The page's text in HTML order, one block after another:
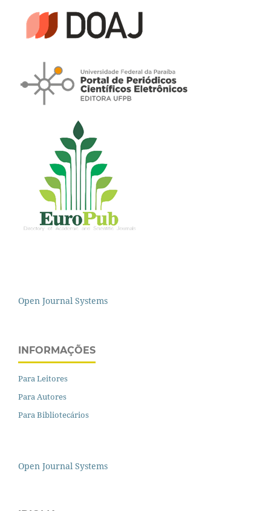
Open Journal Systems
INFORMAÇÕES
Para Leitores
Para Autores
Para Bibliotecários
Open Journal Systems